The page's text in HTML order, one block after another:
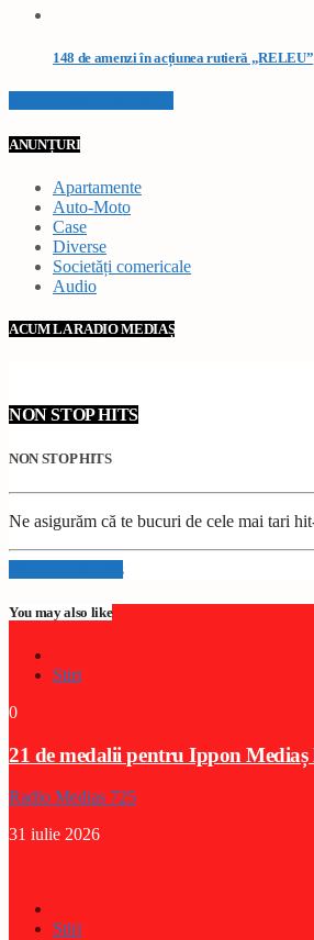
148 de amenzi în acțiunea rutieră „RELEU”
ANUNȚURI
Apartamente
Auto-Moto
Case
Diverse
Societăți comericale
Audio
ACUM LA RADIO MEDIAȘ
NON STOP HITS
NON STOP HITS
Ne asigurăm că te bucuri de cele mai tari
Info and episodes
You may also like
Stiri
0
21 de medalii pentru Ippon
Radio Medias 725
31 iulie 2026
Stiri